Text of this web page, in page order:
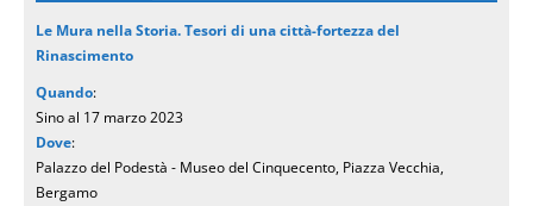
Le Mura nella Storia. Tesori di una città-fortezza del
Rinascimento
Quando:
Sino al 17 marzo 2023
Dove:
Palazzo del Podestà - Museo del Cinquecento, Piazza Vecchia,
Bergamo